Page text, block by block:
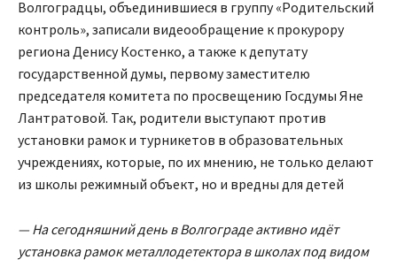
Волгоградцы, объединившиеся в группу «Родительский
контроль», записали видеообращение к прокурору
региона Денису Костенко, а также к депутату
государственной думы, первому заместителю
председателя комитета по просвещению Госдумы Яне
Лантратовой. Так, родители выступают против
установки рамок и турникетов в образовательных
учреждениях, которые, по их мнению, не только делают
из школы режимный объект, но и вредны для детей
— На сегодняшний день в Волгограде активно идёт
установка рамок металлодетектора в школах под видом